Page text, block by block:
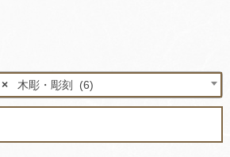
× 木彫・彫刻 (6)